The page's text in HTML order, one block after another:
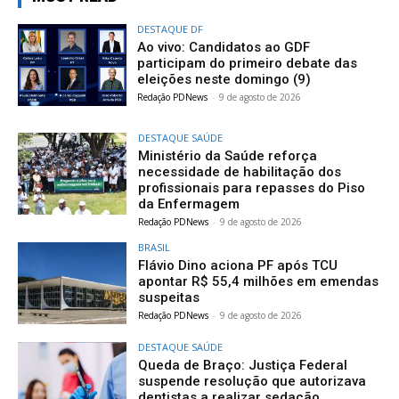
DESTAQUE DF
Ao vivo: Candidatos ao GDF
participam do primeiro debate das
eleições neste domingo (9)
Redação PDNews - 9 de agosto de 2026
DESTAQUE SAÚDE
Ministério da Saúde reforça
necessidade de habilitação dos
profissionais para repasses do Piso
da Enfermagem
Redação PDNews - 9 de agosto de 2026
BRASIL
Flávio Dino aciona PF após TCU
apontar R$ 55,4 milhões em emendas
suspeitas
Redação PDNews - 9 de agosto de 2026
DESTAQUE SAÚDE
Queda de Braço: Justiça Federal
suspende resolução que autorizava